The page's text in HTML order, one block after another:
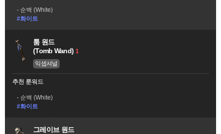
순백 (White)
#화이트
툼 원드
(Tomb Wand) 1
익셉셔널
추천 룬워드
순백 (White)
#화이트
그레이브 원드